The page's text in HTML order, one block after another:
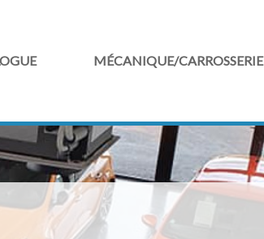
MÉCANIQUE/CARROSSERIE